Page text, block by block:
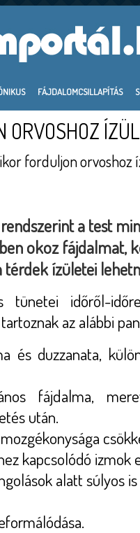
FÁJDALOMCSILLAPÍTÁS
ORVOSHOZ
forduljon orvoshoz
a test
okoz fájdalmat,
térdek ízületei
tünetei időről-
az alábbi
és duzzanata,
fájdalma,
után.
kapcsolódó izmok
alatt súlyos